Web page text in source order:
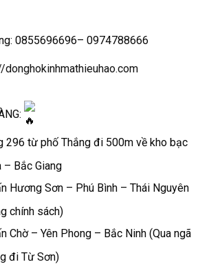
0855696696– 0974788666
donghokinhmathieuhao.com
296 từ phố Thắng đi 500m về kho bạc
– Bắc Giang
Hương Sơn – Phú Bình – Thái Nguyên
chính sách)
Chờ – Yên Phong – Bắc Ninh (Qua ngã
đi Từ Sơn)